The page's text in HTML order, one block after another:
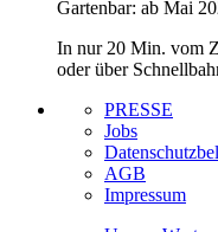
Gartenbar: ab Mai
In nur 20 Min. vom
oder über
PRESSE
Jobs
AGB
Impressum